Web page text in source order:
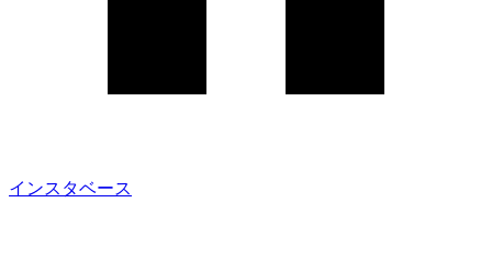
インスタベース